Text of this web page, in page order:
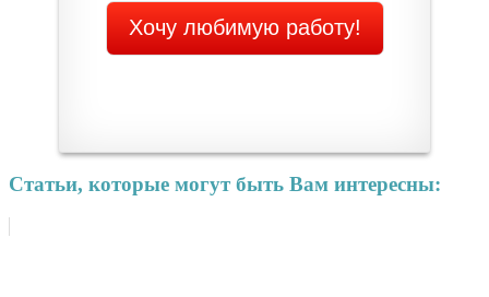
Статьи, которые могут быть Вам интересны: